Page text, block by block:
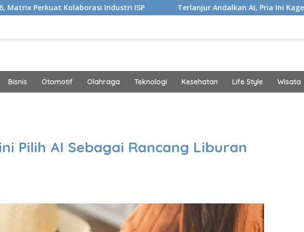
Industri ISP Terlanjur Andalkan AI, Pria Ini Kaget Idap Kanker
Bisnis Otomotif Olahraga Teknologi Kesehatan Life Style Wisata
Pilih AI Sebagai Rancang Liburan